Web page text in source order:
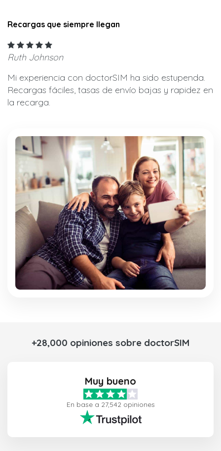
Recargas que siempre llegan
Ruth Johnson
Mi experiencia con doctorSIM ha sido estupenda.
Recargas fáciles, tasas de envío bajas y rapidez en
la recarga.
+28,000 opiniones sobre doctorSIM
Muy bueno
En base a 27,542 opiniones